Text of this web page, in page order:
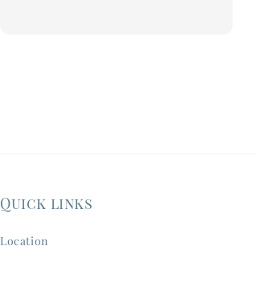
Quick links
Location